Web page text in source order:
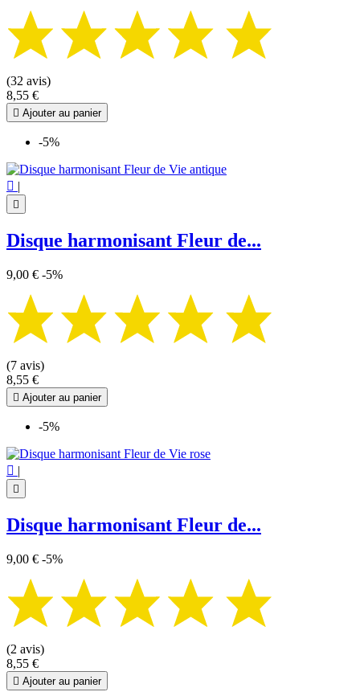
(32 avis)
8,55 €
 Ajouter au panier
-5%
 |

Disque harmonisant Fleur de...
9,00 € -5%
(7 avis)
8,55 €
 Ajouter au panier
-5%
 |

Disque harmonisant Fleur de...
9,00 € -5%
(2 avis)
8,55 €
 Ajouter au panier